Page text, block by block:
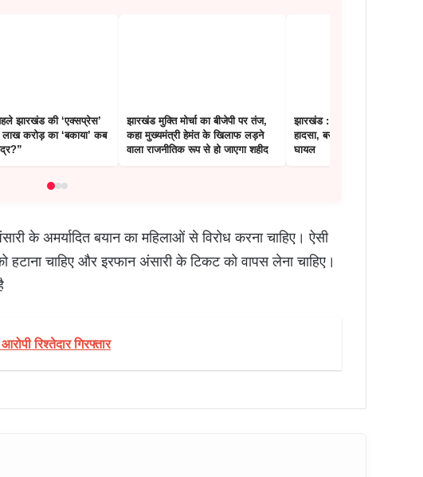
झारखंड की ‘एक्सप्रेस’
करोड़ का ‘बकाया’ कब
झारखंड मुक्ति मोर्चा का बीजेपी पर तंज,
कहा मुख्यमंत्री हेमंत के खिलाफ लड़ने
वाला राजनीतिक रूप से हो जाएगा शहीद
झारखंड : हज़ारीबाग में भीषण सड़क
हादसा, बस पलटने से 3 की मौत, 12
घायल
के अमर्यादित बयान का महिलाओं से विरोध करना चाहिए। ऐसी
चाहिए और इरफान अंसारी के टिकट को वापस लेना चाहिए।
रिश्तेदार गिरफ्तार